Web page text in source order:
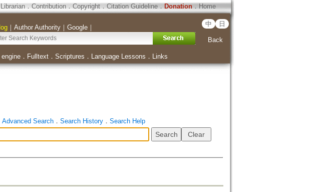
． Contribution．Copyright．Citation Guideline． Donation．Home
｜ Author Authority｜ Google｜ 中 日
Back
． Fulltext． Scriptures ． Language Lessons ． Links
Advanced Search． Search History． Search Help